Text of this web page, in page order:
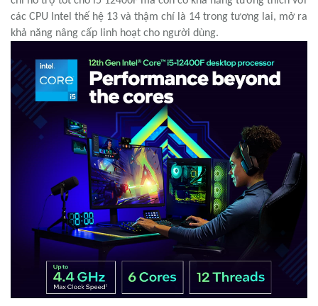
các CPU Intel thế hệ 13 và thậm chí là 14 trong tương lai, mở ra
khả năng nâng cấp linh hoạt cho người dùng.